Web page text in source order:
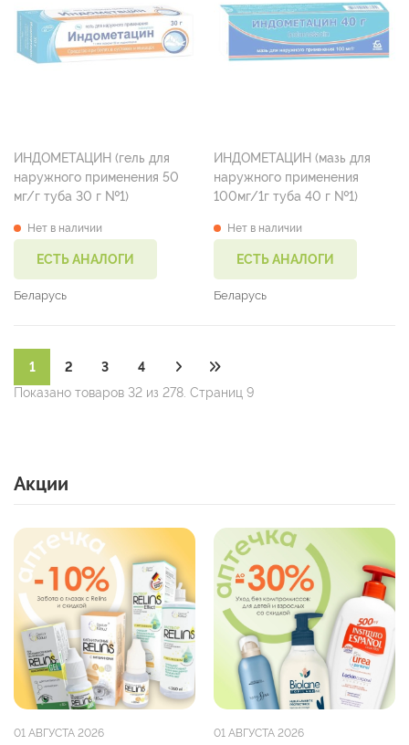
ИНДОМЕТАЦИН (гель для
наружного применения 50
мг/г туба 30 г №1)
Нет в наличии
ЕСТЬ АНАЛОГИ
Беларусь
ИНДОМЕТАЦИН (мазь для
наружного применения
100мг/1г туба 40 г №1)
Нет в наличии
ЕСТЬ АНАЛОГИ
Беларусь
1 2 3
4
Показано товаров 32 из 278. Страниц 9
Акции
01 АВГУСТА 2026 01 АВГУСТА 2026